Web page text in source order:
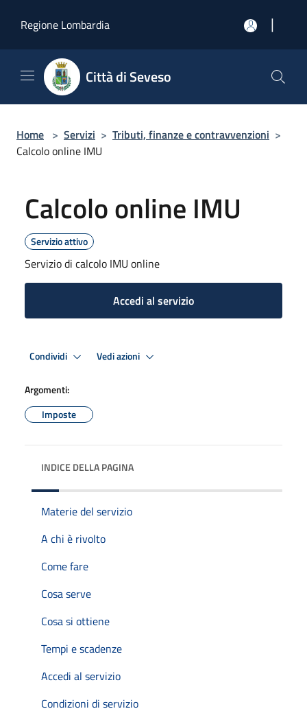
Regione Lombardia
|
Città di Seveso
Home > Servizi > Tributi, finanze e contravvenzioni >
Calcolo online IMU
Calcolo online IMU
Servizio attivo
Servizio di calcolo IMU online
Accedi al servizio
Condividi Vedi azioni
Argomenti:
Imposte
INDICE DELLA PAGINA
Materie del servizio
A chi è rivolto
Come fare
Cosa serve
Cosa si ottiene
Tempi e scadenze
Accedi al servizio
Condizioni di servizio